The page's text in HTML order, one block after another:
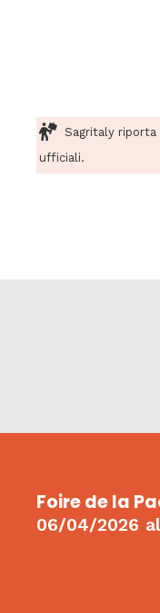
Sagritaly
ufficiali.
Foire de la
06/04/2026 al